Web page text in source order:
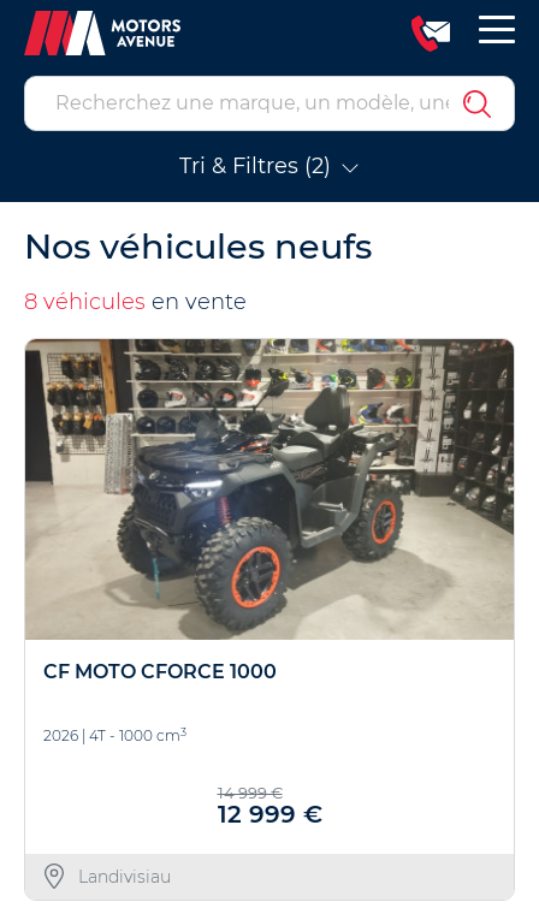
Tri & Filtres (2)
Nos véhicules neufs
8 véhicules en vente
CF MOTO CFORCE 1000
2026 4T - 1000 cm3
14 999 €
12 999 €
Landivisiau